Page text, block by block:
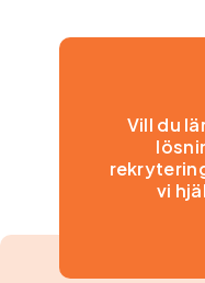
Vill du
vi